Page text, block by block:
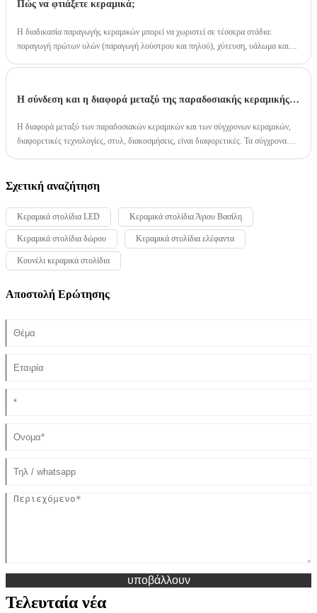
Πώς να φτιάξετε κεραμικά;
Η διαδικασία παραγωγής κεραμικών μπορεί να χωριστεί σε τέσσερα στάδια:
παραγωγή πρώτων υλών (παραγωγή λούστρου και πηλού), χύτευση, υάλωμα και
Η σύνδεση και η διαφορά μεταξύ της παραδοσιακής κεραμικής και της σύγχρονης κεραμικής;
Η διαφορά μεταξύ των παραδοσιακών κεραμικών και των σύγχρονων κεραμικών,
διαφορετικές τεχνολογίες, στυλ, διακοσμήσεις, είναι διαφορετικές. Τα σύγχρονα
βελτιώνεται πολύ! Αλλά και τα παραδοσιακά κεραμικά έχουν τη δική τους ουσία!
Σχετική αναζήτηση
Κεραμικά στολίδια LED Κεραμικά στολίδια Άγιου Βασίλη
Κεραμικά στολίδια δώρου Κεραμικά στολίδια ελέφαντα
Κουνέλι κεραμικά στολίδια
Αποστολή Ερώτησης
υποβάλλουν
Τελευταία νέα